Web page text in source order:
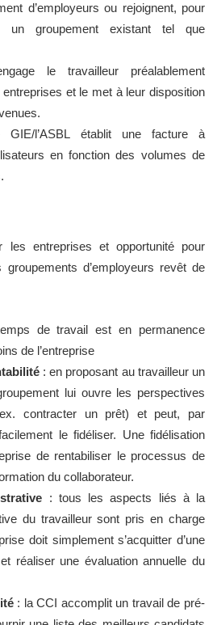
d’employeurs ou rejoignent, pour
un groupement existant tel que
le travailleur préalablement
et le met à leur disposition
l’ASBL établit une facture à
en fonction des volumes de
les entreprises et opportunité pour
groupements d’employeurs revêt de
de travail est en permanence
de l’entreprise
: en proposant au travailleur un
lui ouvre les perspectives
contracter un prêt) et peut, par
le fidéliser. Une fidélisation
de rentabiliser le processus de
du collaborateur.
: tous les aspects liés à la
du travailleur sont pris en charge
doit simplement s’acquitter d’une
réaliser une évaluation annuelle du
: la CCI accomplit un travail de pré-